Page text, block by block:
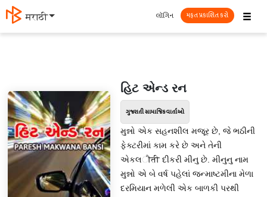
मराठी ☰
લૉગિન મફત પ્રકાશિત કરો
હિટ એન્ડ રન
ગુજરાતી સામાજિક વાર્તાઓ
મુન્નો એક સહનશીલ મજૂર છે, જે ભઠીની
ફેક્ટરીમાં કામ કરે છે અને તેની
એકલौती દીકરી મીનુ છે. મીનુનુ નામ
મુન્નો એ બે વર્ષ પહેલાં જન્માષ્ટમીના મેળા
દરમિયાન મળેલી એક બાળકી પરથી